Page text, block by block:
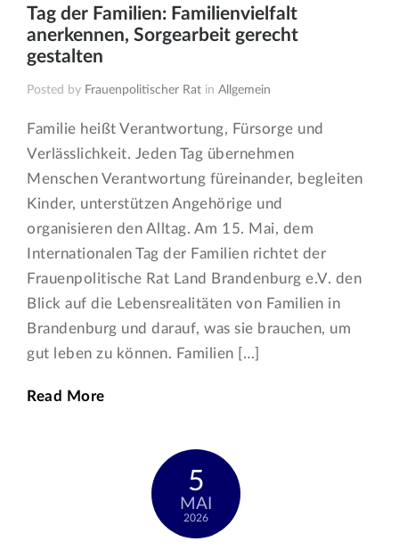
Tag der Familien: Familienvielfalt
anerkennen, Sorgearbeit gerecht
gestalten
Posted by Frauenpolitischer Rat inAllgemein
Familie heißt Verantwortung, Fürsorge und
Verlässlichkeit. Jeden Tag übernehmen
Menschen Verantwortung füreinander, begleiten
Kinder, unterstützen Angehörige und
organisieren den Alltag. Am 15. Mai, dem
Internationalen Tag der Familien richtet der
Frauenpolitische Rat Land Brandenburg e.V. den
Blick auf die Lebensrealitäten von Familien in
Brandenburg und darauf, was sie brauchen, um
gut leben zu können. Familien […]
Read More
5
MAI
2026